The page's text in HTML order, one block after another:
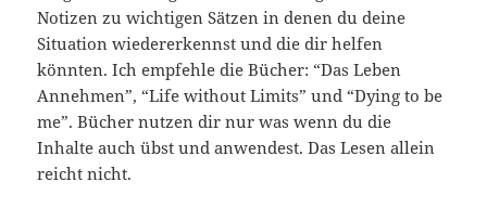
Notizen zu wichtigen Sätzen in denen du deine
Situation wiedererkennst und die dir helfen
könnten. Ich empfehle die Bücher: “Das Leben
Annehmen”, “Life without Limits” und “Dying to be
me”. Bücher nutzen dir nur was wenn du die
Inhalte auch übst und anwendest. Das Lesen allein
reicht nicht.